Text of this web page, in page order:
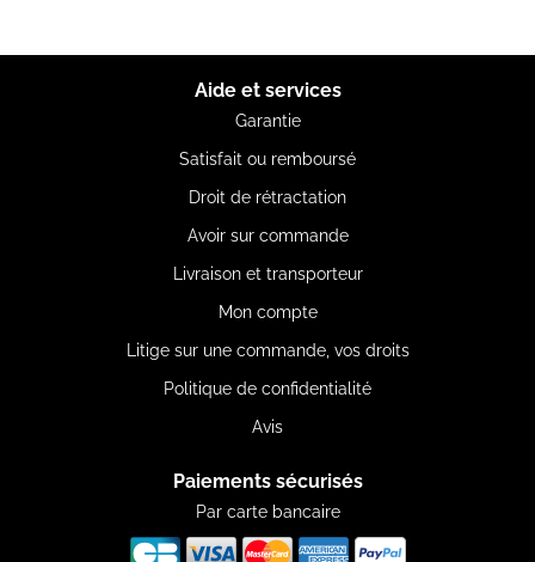
Aide et services
Garantie
Satisfait ou remboursé
Droit de rétractation
Avoir sur commande
Livraison et transporteur
Mon compte
Litige sur une commande, vos droits
Politique de confidentialité
Avis
Paiements sécurisés
Par carte bancaire